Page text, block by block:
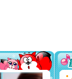
[圣诞节]
你太多，
要平安
[圣诞节]